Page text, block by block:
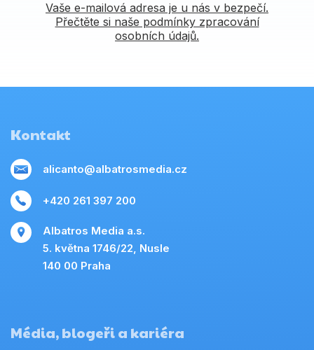
Vaše e-mailová adresa je u nás v bezpečí.
Přečtěte si naše podmínky zpracování
osobních údajů.
Kontakt
alicanto@albatrosmedia.cz
+420 261 397 200
Albatros Media a.s.
5. května 1746/22, Nusle
140 00 Praha
Média, blogeři a kariéra